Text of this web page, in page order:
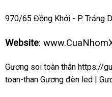
970/65 Đồng Khởi - P. Trảng
Website:
Gương soi toàn thân https://
toan-than Gương đèn led|